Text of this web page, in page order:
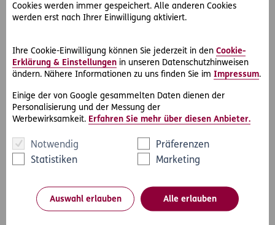
Cookies werden immer gespeichert. Alle anderen Cookies
werden erst nach Ihrer Einwilligung aktiviert.
Ihre Cookie-Einwilligung können Sie jederzeit in den Cookie-
Erklärung & Einstellungen in unseren Datenschutzhinweisen
ändern. Nähere Informationen zu uns finden Sie im Impressum.
Einige der von Google gesammelten Daten dienen der
Personalisierung und der Messung der
Werbewirksamkeit. Erfahren Sie mehr über diesen Anbieter.
Notwendig
Präferenzen
Statistiken
Marketing
Auswahl erlauben Alle erlauben
Herrn M. zur Verfügung und schützt gewerblich genützte
Immobilien gegen Besitzstörungen, Streitigkeiten aus
Nachbarn. Abgesichert ist aber auch die Durchsetzung von
Mietzinsminderungen.
Bei der Wahl des Profi-Rechtsschutzes in Kombination mit
Rechtsschutz ist der Betriebsstätten-Rechtsschutz sogar
inkludiert.